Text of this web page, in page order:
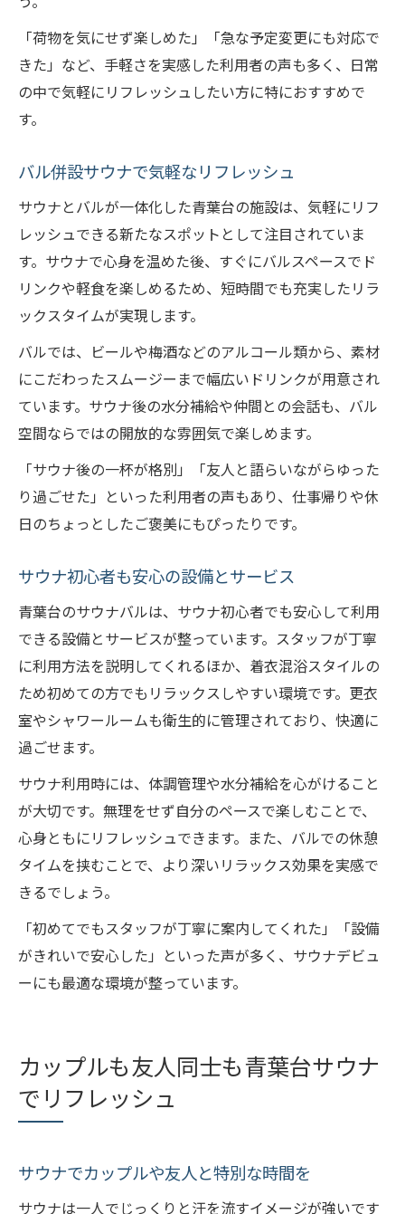
「荷物を気にせず楽しめた」「急な予定変更にも対応で
きた」など、手軽さを実感した利用者の声も多く、日常
の中で気軽にリフレッシュしたい方に特におすすめで
す。
バル併設サウナで気軽なリフレッシュ
サウナとバルが一体化した青葉台の施設は、気軽にリフ
レッシュできる新たなスポットとして注目されていま
す。サウナで心身を温めた後、すぐにバルスペースでド
リンクや軽食を楽しめるため、短時間でも充実したリラ
ックスタイムが実現します。
バルでは、ビールや梅酒などのアルコール類から、素材
にこだわったスムージーまで幅広いドリンクが用意され
ています。サウナ後の水分補給や仲間との会話も、バル
空間ならではの開放的な雰囲気で楽しめます。
「サウナ後の一杯が格別」「友人と語らいながらゆった
り過ごせた」といった利用者の声もあり、仕事帰りや休
日のちょっとしたご褒美にもぴったりです。
サウナ初心者も安心の設備とサービス
青葉台のサウナバルは、サウナ初心者でも安心して利用
できる設備とサービスが整っています。スタッフが丁寧
に利用方法を説明してくれるほか、着衣混浴スタイルの
ため初めての方でもリラックスしやすい環境です。更衣
室やシャワールームも衛生的に管理されており、快適に
過ごせます。
サウナ利用時には、体調管理や水分補給を心がけること
が大切です。無理をせず自分のペースで楽しむことで、
心身ともにリフレッシュできます。また、バルでの休憩
タイムを挟むことで、より深いリラックス効果を実感で
きるでしょう。
「初めてでもスタッフが丁寧に案内してくれた」「設備
がきれいで安心した」といった声が多く、サウナデビュ
ーにも最適な環境が整っています。
カップルも友人同士も青葉台サウナ
でリフレッシュ
サウナでカップルや友人と特別な時間を
サウナは一人でじっくりと汗を流すイメージが強いです